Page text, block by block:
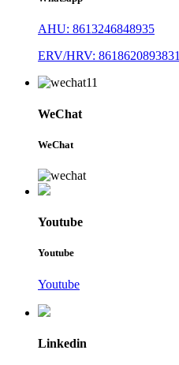
AHU: 8613246848935
ERV/HRV: 8618620893831
WeChat
WeChat
Youtube
Youtube
Youtube
Linkedin